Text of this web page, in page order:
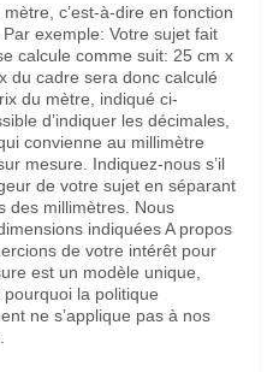
c’est-à-dire en fonction
exemple: Votre sujet fait
calcule comme suit: 25 cm x
du cadre sera donc calculé
du mètre, indiqué ci-
d’indiquer les décimales,
convienne au millimètre
mesure. Indiquez-nous s’il
de votre sujet en séparant
des millimètres. Nous
indiquées A propos
de votre intérêt pour
est un modèle unique,
pourquoi la politique
ne s’applique pas à nos